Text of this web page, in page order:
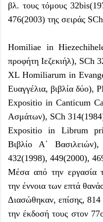
βλ. τους τόμους
476(2003) της σειράς
Homiliae in
προφήτη Ιεζεκιήλ), SCh
XL Homiliarum in
Ευαγγέλια, βιβλία δύο),
Expositio in Canticum
Ασμάτων), SCh
Expositio in Librum
Βιβλίο Α΄
432(1998), 449(2000),
Μέσα από την εργασία
την έννοια των επτά
Διασώθηκαν, επίσης,
την έκδοσή τους στον